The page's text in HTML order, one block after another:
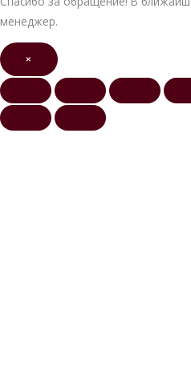
менеджер.
×